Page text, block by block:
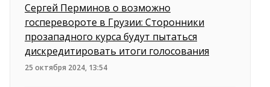
Сергей Перминов о возможно
госперевороте в Грузии: Сторонники
прозападного курса будут пытаться
дискредитировать итоги голосования
25 октября 2024, 13:54